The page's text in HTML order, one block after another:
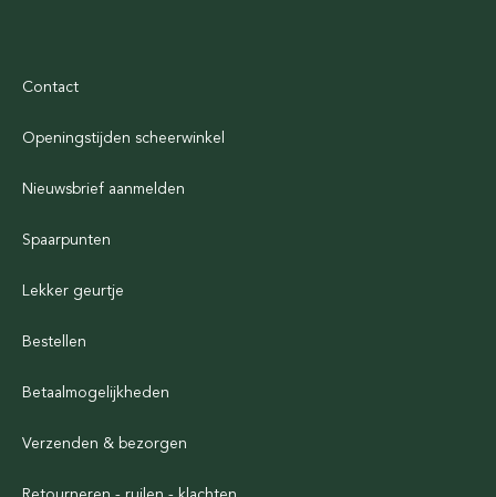
Contact
Openingstijden scheerwinkel
Nieuwsbrief aanmelden
Spaarpunten
Lekker geurtje
Bestellen
Betaalmogelijkheden
Verzenden & bezorgen